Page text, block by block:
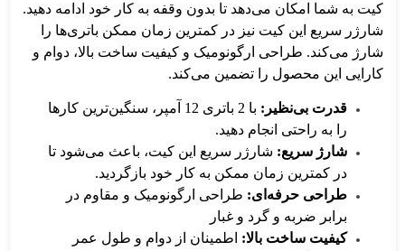
کیت به شما امکان می‌دهد تا بدون وقفه به کار خود ادامه دهید.
شارژر سریع این کیت نیز در کمترین زمان ممکن باتری‌ها را
شارژ می‌کند. طراحی ارگونومیک و کیفیت ساخت بالا، دوام و
کارایی این محصول را تضمین می‌کند.
قدرت بی‌نظیر:
با 2 باتری 12 آمپر، سنگین‌ترین کارها
را به راحتی انجام دهید.
شارژ سریع: شارژر سریع این کیت، باعث می‌شود تا
در کمترین زمان ممکن به کار خود بازگردید.
طراحی حرفه‌ای: طراحی ارگونومیک و مقاوم در
برابر ضربه و گرد و غبار
کیفیت ساخت بالا: اطمینان از دوام و طول عمر